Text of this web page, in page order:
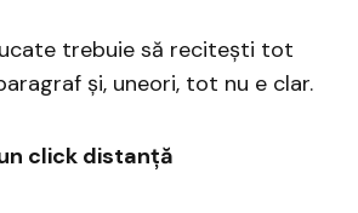
trebuie să recitești tot
și, uneori, tot nu e clar.
click distanță